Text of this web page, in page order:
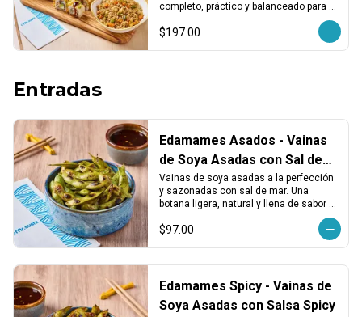
completo, práctico y balanceado para
disfrutar en cualquier momento del día.
$197.00
Entradas
Edamames Asados - Vainas
de Soya Asadas con Sal de
Mar
Vainas de soya asadas a la perfección
y sazonadas con sal de mar. Una
botana ligera, natural y llena de sabor
para abrir el apetito o acompañar tu rollo
favorito.
$97.00
Edamames Spicy - Vainas de
Soya Asadas con Salsa Spicy